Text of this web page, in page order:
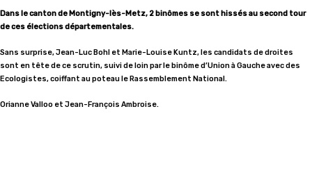
Dans le canton de Montigny-lès-Metz, 2 binômes se sont hissés au second tour
de ces élections départementales.
Sans surprise, Jean-Luc Bohl et Marie-Louise Kuntz, les candidats de droites
sont en tête de ce scrutin, suivi de loin par le binôme d’Union à Gauche avec des
Ecologistes, coiffant au poteau le Rassemblement National.
Orianne Valloo et Jean-François Ambroise.